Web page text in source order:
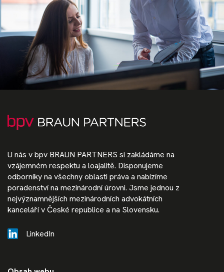
U nás v bpv BRAUN PARTNERS si zakládáme na
vzájemném respektu a loajalitě. Disponujeme
odborníky na všechny oblasti práva a nabízíme
poradenství na mezinárodní úrovni. Jsme jednou z
nejvýznamnějších mezinárodních advokátních
kanceláří v České republice a na Slovensku.
LinkedIn